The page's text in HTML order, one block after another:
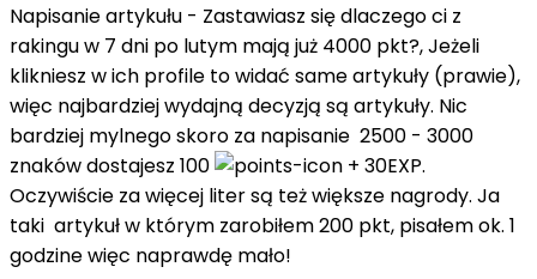
Napisanie artykułu - Zastawiasz się dlaczego ci z
rakingu w 7 dni po lutym mają już 4000 pkt?, Jeżeli
klikniesz w ich profile to widać same artykuły (prawie),
więc najbardziej wydajną decyzją są artykuły. Nic
bardziej mylnego skoro za napisanie 2500 - 3000
znaków dostajesz 100
+ 30EXP.
Oczywiście za więcej liter są też większe nagrody. Ja
taki artykuł w którym zarobiłem 200 pkt, pisałem ok. 1
godzine więc naprawdę mało!